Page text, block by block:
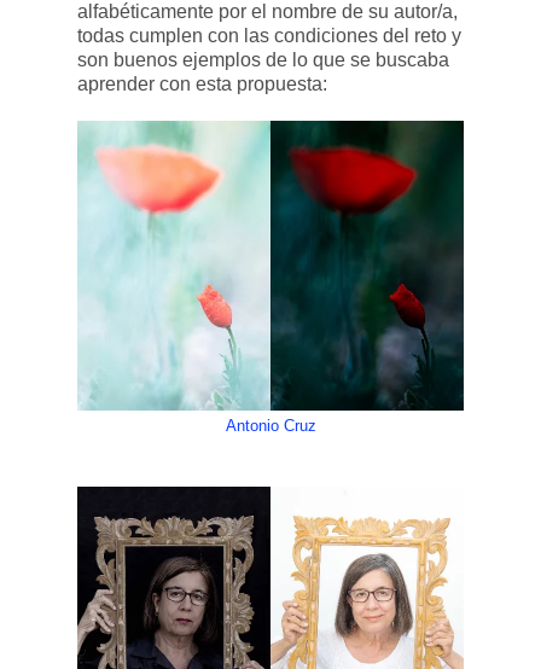
alfabéticamente por el nombre de su autor/a,
todas cumplen con las condiciones del reto y
son buenos ejemplos de lo que se buscaba
aprender con esta propuesta:
Antonio Cruz